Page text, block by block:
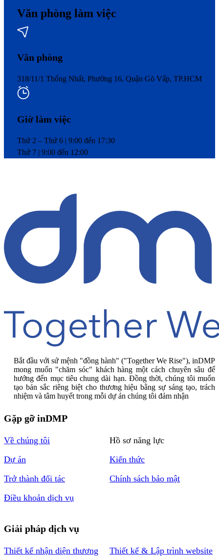
Văn phòng làm việc
Văn phòng
318/11/1 Thống Nhất, Phường 16, Quận Gò Vấp, TP.HCM
Giờ làm việc
Thứ 2 – Thứ 6 | 9:00 đến 17:30
Thứ 7 | 9:00 đến 12:00
Bắt đầu với sứ mệnh "đồng hành" ("Together We Rise"), inDMP
mong muốn "chăm sóc" khách hàng một cách chuyên sâu để
hướng đến mục tiêu chung dài hạn. Đồng thời, chúng tôi muốn
tạo bản sắc riêng biệt cho thương hiệu bằng sự sáng tạo, trách
nhiệm và tâm huyết trong mỗi dự án chúng tôi đảm nhận
Gặp gỡ inDMP
Về chúng tôi
Hồ sơ năng lực
Dự án
Kiến thức
Trở thành đối tác
Chính sách bảo mật
Điều khoản dịch vụ
Giải pháp dịch vụ
Thiết kế nhận diện thương
Thiết kế & Lập trình website